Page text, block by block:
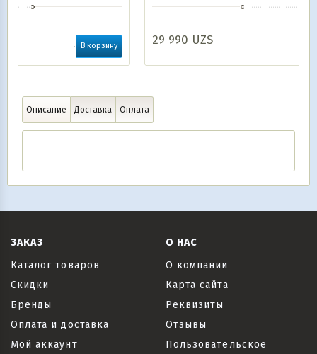
29 990UZS
Описание Доставка Оплата
ЗАКАЗ
Каталог товаров
Скидки
Бренды
Оплата и доставка
Мой аккаунт
О НАС
О компании
Карта сайта
Реквизиты
Отзывы
Пользовательское